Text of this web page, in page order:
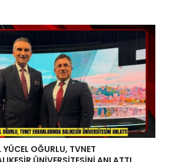
YÜCEL OĞURLU, TVNET